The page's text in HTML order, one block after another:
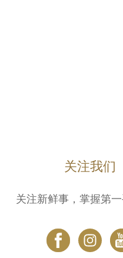
关注我们
关注新鲜事，掌握第一